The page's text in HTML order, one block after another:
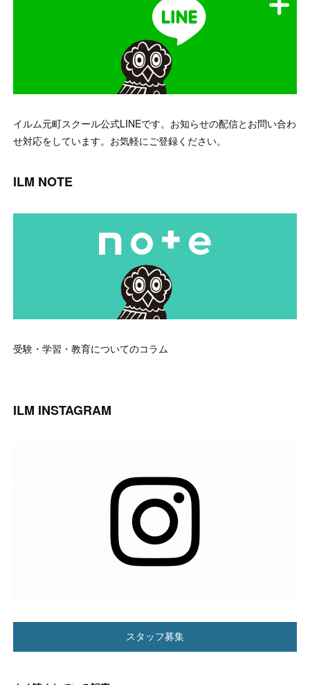
イルム元町スクール公式LINEです。お知らせの配信とお問い合わ
せ対応をしています。お気軽にご登録ください。
ILM NOTE
受験・学習・教育についてのコラム
ILM INSTAGRAM
スタッフ募集